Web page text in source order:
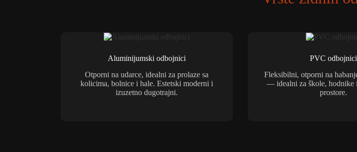
Aluminijumski odbojnici
Otporni na udarce, idealni za prolaze sa
kolicima, bolnice i hale. Estetski moderni i
izuzetno dugotrajni.
PVC odbojnici
Fleksibilni, otporni na
— idealni za škole, hodnike
prostore.